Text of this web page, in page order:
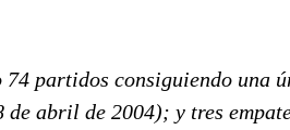
74 partidos consiguiendo una
abril de 2004); y tres